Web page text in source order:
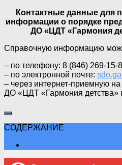
Контактные данные для
информации о порядке
ДО «ЦДТ «Гармония
Справочную информацию
– по телефону: 8 (846) 269-15-
– по электронной почте:
– через интернет-приемную
ДО «ЦДТ «Гармония детства»
СОДЕРЖАНИЕ